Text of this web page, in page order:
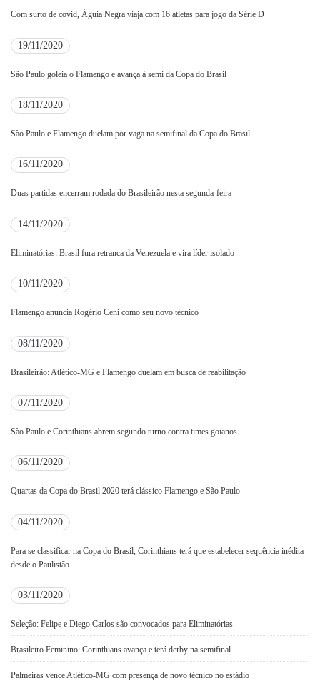
Com surto de covid, Águia Negra viaja com 16 atletas para jogo da Série D
19/11/2020
São Paulo goleia o Flamengo e avança à semi da Copa do Brasil
18/11/2020
São Paulo e Flamengo duelam por vaga na semifinal da Copa do Brasil
16/11/2020
Duas partidas encerram rodada do Brasileirão nesta segunda-feira
14/11/2020
Eliminatórias: Brasil fura retranca da Venezuela e vira líder isolado
10/11/2020
Flamengo anuncia Rogério Ceni como seu novo técnico
08/11/2020
Brasileirão: Atlético-MG e Flamengo duelam em busca de reabilitação
07/11/2020
São Paulo e Corinthians abrem segundo turno contra times goianos
06/11/2020
Quartas da Copa do Brasil 2020 terá clássico Flamengo e São Paulo
04/11/2020
Para se classificar na Copa do Brasil, Corinthians terá que estabelecer sequência inédita
desde o Paulistão
03/11/2020
Seleção: Felipe e Diego Carlos são convocados para Eliminatórias
Brasileiro Feminino: Corinthians avança e terá derby na semifinal
Palmeiras vence Atlético-MG com presença de novo técnico no estádio